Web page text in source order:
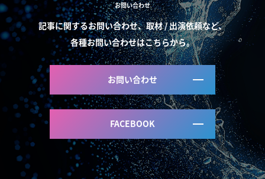
お問い合わせ
記事に関するお問い合わせ、取材 / 出演依頼など、
各種お問い合わせはこちらから。
お問い合わせ
FACEBOOK